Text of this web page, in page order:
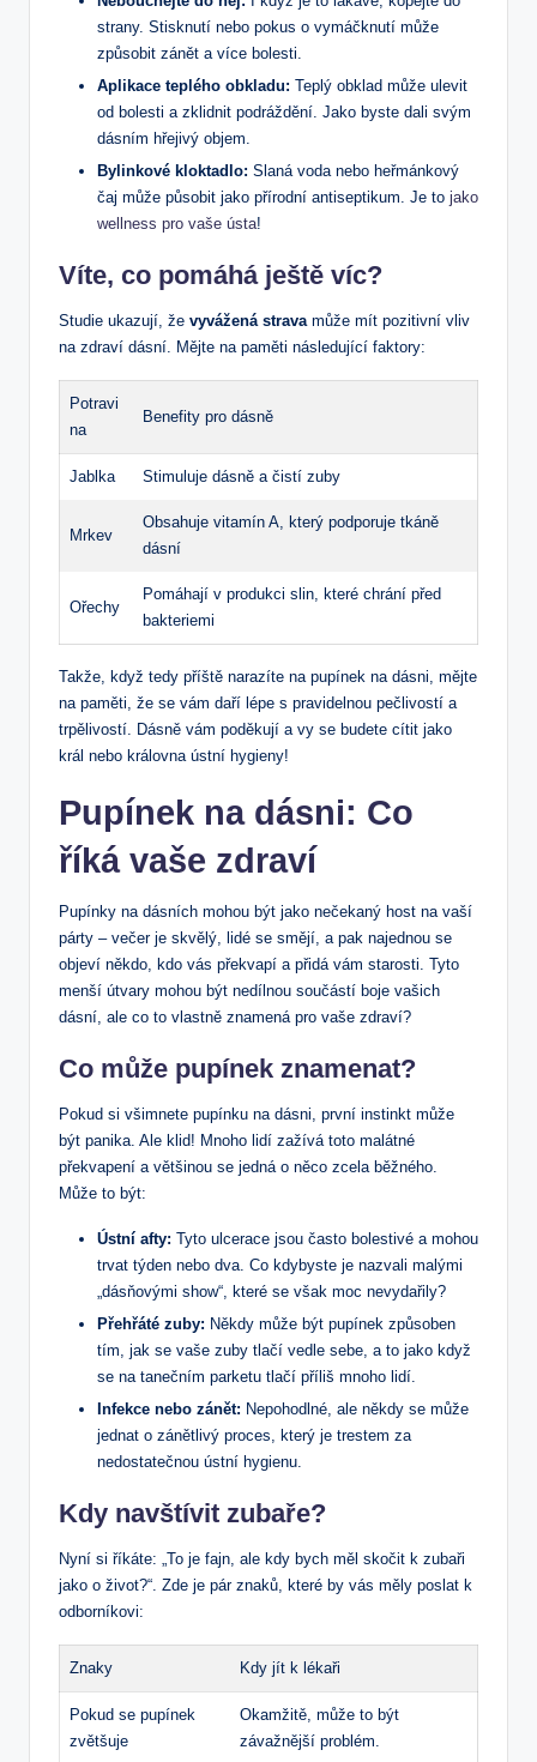
strany. Stisknutí nebo pokus o vymáčknutí může
způsobit zánět a více bolesti.
Aplikace teplého obkladu: Teplý obklad může ulevit
od bolesti a zklidnit podráždění. Jako byste dali svým
dásním hřejivý objem.
Bylinkové kloktadlo: Slaná voda nebo heřmánkový
čaj může působit jako přírodní antiseptikum. Je to jako
wellness pro vaše ústa!
Víte, co pomáhá ještě víc?
Studie ukazují, že vyvážená strava může mít pozitivní vliv
na zdraví dásní. Mějte na paměti následující faktory:
Potravi
na
Benefity pro dásně
Jablka Stimuluje dásně a čistí zuby
Mrkev
Obsahuje vitamín A, který podporuje tkáně
dásní
Ořechy
Pomáhají v produkci slin, které chrání před
bakteriemi
Takže, když tedy příště narazíte na pupínek na dásni, mějte
na paměti, že se vám daří lépe s pravidelnou pečlivostí a
trpělivostí. Dásně vám poděkují a vy se budete cítit jako
král nebo královna ústní hygieny!
Pupínek na dásni: Co
říká vaše zdraví
Pupínky na dásních mohou být jako nečekaný host na vaší
párty – večer je skvělý, lidé se smějí, a pak najednou se
objeví někdo, kdo vás překvapí a přidá vám starosti. Tyto
menší útvary mohou být nedílnou součástí boje vašich
dásní, ale co to vlastně znamená pro vaše zdraví?
Co může pupínek znamenat?
Pokud si všimnete pupínku na dásni, první instinkt může
být panika. Ale klid! Mnoho lidí zažívá toto malátné
překvapení a většinou se jedná o něco zcela běžného.
Může to být:
Ústní afty: Tyto ulcerace jsou často bolestivé a mohou
trvat týden nebo dva. Co kdybyste je nazvali malými
„dásňovými show“, které se však moc nevydařily?
Přehřáté zuby: Někdy může být pupínek způsoben
tím, jak se vaše zuby tlačí vedle sebe, a to jako když
se na tanečním parketu tlačí příliš mnoho lidí.
Infekce nebo zánět: Nepohodlné, ale někdy se může
jednat o zánětlivý proces, který je trestem za
nedostatečnou ústní hygienu.
Kdy navštívit zubaře?
Nyní si říkáte: „To je fajn, ale kdy bych měl skočit k zubaři
jako o život?“. Zde je pár znaků, které by vás měly poslat k
odborníkovi:
Znaky Kdy jít k lékaři
Pokud se pupínek
zvětšuje
Okamžitě, může to být
závažnější problém.